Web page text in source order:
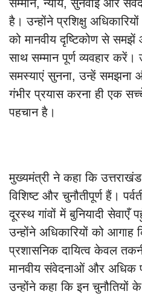
सम्मान, न्याय, सुनवाई और
है। उन्होंने प्रशिक्षु
को मानवीय दृष्टिकोण से
साथ सम्मान पूर्ण व्यवहार
समस्याएं सुनना, उन्हें समझना
गंभीर प्रयास करना ही एक
पहचान है।
मुख्यमंत्री ने कहा कि उत्तराखंड
विशिष्ट और चुनौतीपूर्ण हैं।
दूरस्थ गांवों में बुनियादी सेवाएँ
उन्होंने अधिकारियों को आगाह
प्रशासनिक दायित्व केवल
मानवीय संवेदनाओं और अधिक
उन्होंने कहा कि इन चुनौतियों